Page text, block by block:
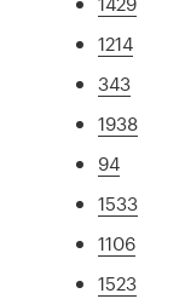
1214
343
1938
94
1533
1106
1523